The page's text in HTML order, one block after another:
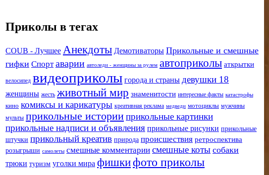
Приколы в тегах
COUB - Лучшее Анекдоты Демотиваторы Прикольные и смешные
гифки Спорт аварии автоледи - женщины за рулем автоприколы аткрытки
велосипед видеоприколы города и страны девушки 18
женщины жесть животный мир знаменитости интересные факты катастрофы
кино комиксы и карикатуры креативная реклама медведи мотоциклы мужчины
мульты прикольные историиприкольные картинки
прикольные надписи и объявления прикольные рисунки прикольные
штучки прикольный креатив природа происшествия ретроспектива
розыгрыши самолеты смешные комментарии смешные коты собаки
трюки туризм уголки мира фишкифото приколы